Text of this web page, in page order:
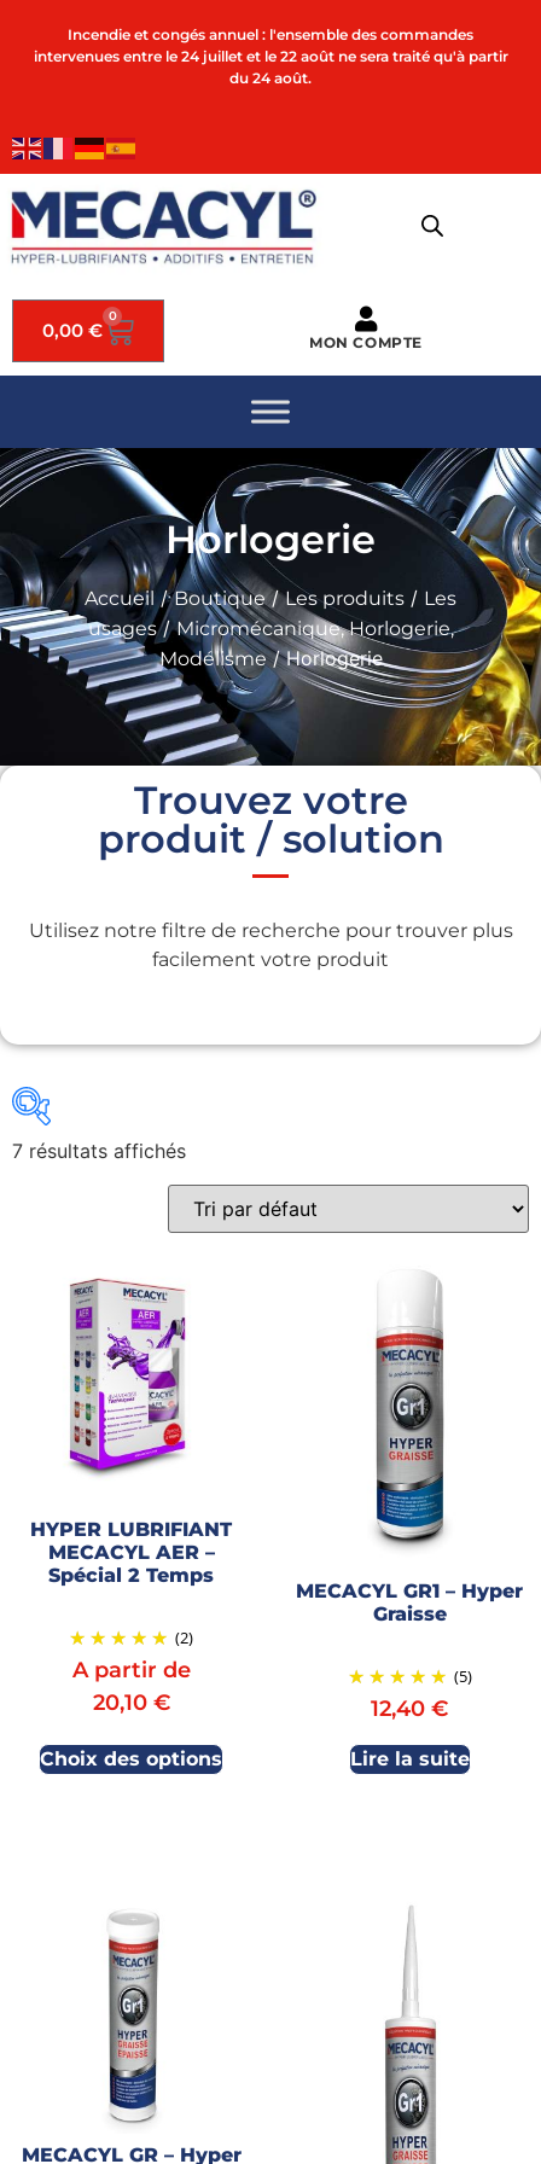
Incendie et congés annuel : l'ensemble des commandes
intervenues entre le 24 juillet et le 22 août ne sera traité qu'à partir
du 24 août.
0,00 €
0
MON COMPTE
Horlogerie
Accueil/Boutique/Les produits / Les
usages/Micromécanique, Horlogerie,
Modélisme/ Horlogerie
Trouvez votre
produit / solution
Utilisez notre filtre de recherche pour trouver plus
facilement votre produit
Gains recherchés
Gains recherchés
7 résultats affichés
HYPER LUBRIFIANT
MECACYL AER –
Spécial 2 Temps
(2)
A partir de
20,10 €
Choix des options
MECACYL GR1 – Hyper
Graisse
(5)
12,40€
Lire la suite
MECACYL GR – Hyper